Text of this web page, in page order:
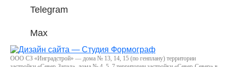
Telegram
Max
ООО СЗ «Инградстрой» — дома № 13, 14, 15 (по генплану) территории